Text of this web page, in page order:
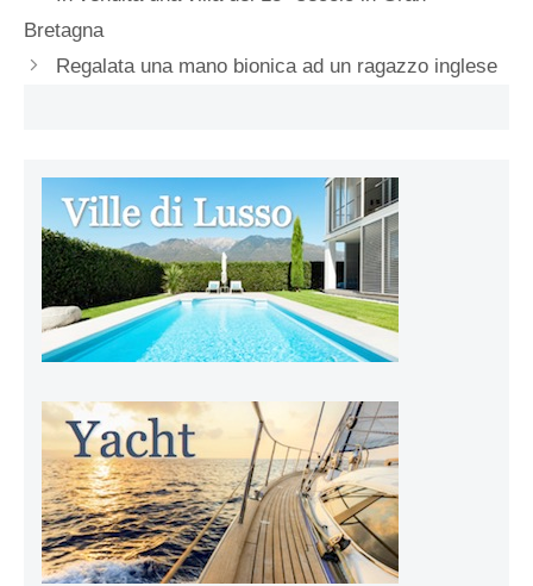
Bretagna
Regalata una mano bionica ad un ragazzo inglese